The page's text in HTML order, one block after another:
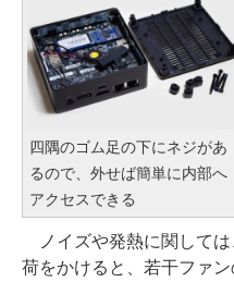
四隅のゴム足の下にネジがあ
るので、外せば簡単に内部へ
アクセスできる
ノイズや発熱に関しては
荷をかけると、若干ファ